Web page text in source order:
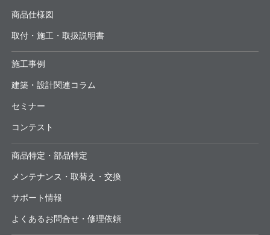
商品仕様図
取付・施工・取扱説明書
施工事例
建築・設計関連コラム
セミナー
コンテスト
商品特定・部品特定
メンテナンス・取替え・交換
サポート情報
よくあるお問合せ・修理依頼